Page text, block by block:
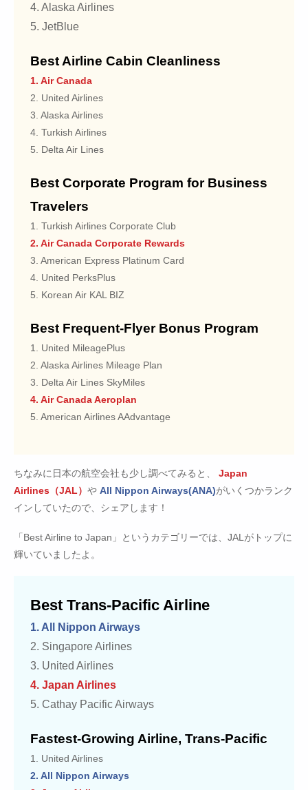
4. Alaska Airlines
5. JetBlue
Best Airline Cabin Cleanliness
1. Air Canada
2. United Airlines
3. Alaska Airlines
4. Turkish Airlines
5. Delta Air Lines
Best Corporate Program for Business
Travelers
1. Turkish Airlines Corporate Club
2. Air Canada Corporate Rewards
3. American Express Platinum Card
4. United PerksPlus
5. Korean Air KAL BIZ
Best Frequent-Flyer Bonus Program
1. United MileagePlus
2. Alaska Airlines Mileage Plan
3. Delta Air Lines SkyMiles
4. Air Canada Aeroplan
5. American Airlines AAdvantage
ちなみに日本の航空会社も少し調べてみると、 Japan
Airlines（JAL） や All Nippon Airways(ANA)がいくつかランク
インしていたので、シェアします！
「Best Airline to Japan」というカテゴリーでは、JALがトップに
輝いていましたよ。
Best Trans-Pacific Airline
1. All Nippon Airways
2. Singapore Airlines
3. United Airlines
4. Japan Airlines
5. Cathay Pacific Airways
Fastest-Growing Airline, Trans-Pacific
1. United Airlines
2. All Nippon Airways